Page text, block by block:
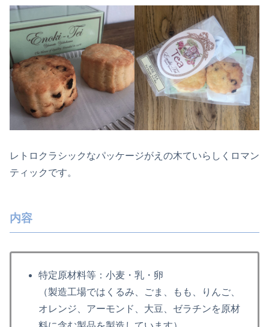
レトロクラシックなパッケージがえの木ていらしくロマン
ティックです。
内容
特定原材料等：小麦・乳・卵
（製造工場ではくるみ、ごま、もも、りんご、
オレンジ、アーモンド、大豆、ゼラチンを原材